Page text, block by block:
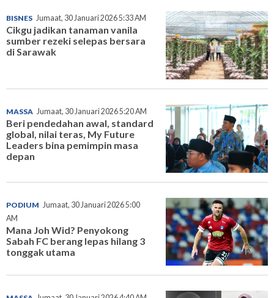
BISNES Jumaat, 30 Januari 2026 5:33 AM
Cikgu jadikan tanaman vanila
sumber rezeki selepas bersara
di Sarawak
MASSA Jumaat, 30 Januari 2026 5:20 AM
Beri pendedahan awal, standard
global, nilai teras, My Future
Leaders bina pemimpin masa
depan
PODIUM Jumaat, 30 Januari 2026 5:00
AM
Mana Joh Wid? Penyokong
Sabah FC berang lepas hilang 3
tonggak utama